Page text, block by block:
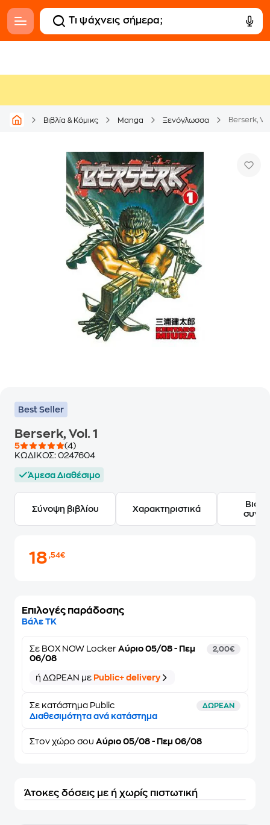
Βιβλία & Κόμικς Manga Ξενόγλωσσα Berserk,
Best Seller
Berserk, Vol. 1
5
(4)
ΚΩΔΙΚΟΣ: 0247604
Άμεσα Διαθέσιμο
Σύνοψη βιβλίου Χαρακτηριστικά
18,54€
Επιλογές παράδοσης
Βάλε ΤΚ
Σε BOX NOW Locker Αύριο 05/08 - Πεμ
06/08
2,00€
ή ΔΩΡΕΑΝ με Public+ delivery
Σε κατάστημα Public ΔΩΡΕΑΝ
Διαθεσιμότητα ανά κατάστημα
Στον χώρο σου Αύριο 05/08 - Πεμ 06/08
Άτοκες δόσεις με ή χωρίς πιστωτική